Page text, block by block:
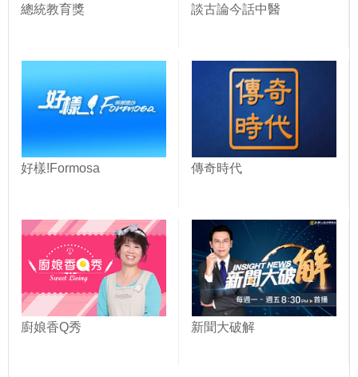
總統教育獎 談古論今話中醫
好樣!Formosa 傳奇時代
廚娘香Q秀 新聞大破解